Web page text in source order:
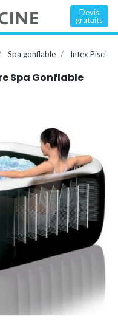
Devis
gratuits
Spa gonflable Intex Piscine
Spa Gonflable